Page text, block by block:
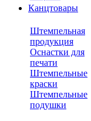
Канцтовары
Штемпельная
продукция
Оснастки для
печати
Штемпельные
краски
Штемпельные
подушки